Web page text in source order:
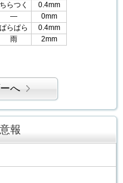
ちらつく
0.4mm
―
0mm
ぱらぱら
0.4mm
雨 2mm
へ
報